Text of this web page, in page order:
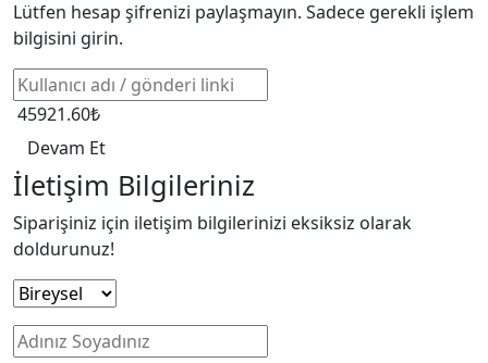
Lütfen hesap şifrenizi paylaşmayın. Sadece gerekli işlem
bilgisini girin.
45921.60₺
Devam Et
İletişim Bilgileriniz
Siparişiniz için iletişim bilgilerinizi eksiksiz olarak
doldurunuz!